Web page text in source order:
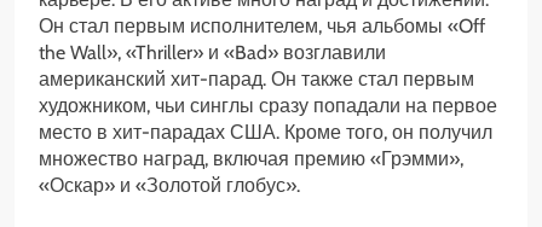
Он стал первым исполнителем, чья альбомы «Off
the Wall», «Thriller» и «Bad» возглавили
американский хит-парад. Он также стал первым
художником, чьи синглы сразу попадали на первое
место в хит-парадах США. Кроме того, он получил
множество наград, включая премию «Грэмми»,
«Оскар» и «Золотой глобус».